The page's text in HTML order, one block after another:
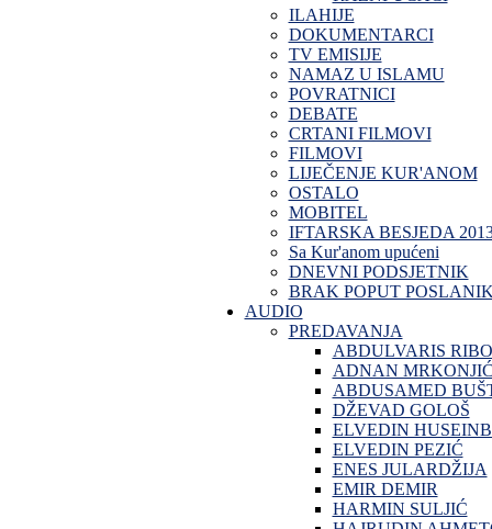
ILAHIJE
DOKUMENTARCI
TV EMISIJE
NAMAZ U ISLAMU
POVRATNICI
DEBATE
CRTANI FILMOVI
FILMOVI
LIJEČENJE KUR'ANOM
OSTALO
MOBITEL
IFTARSKA BESJEDA
Sa Kur'anom upućeni
DNEVNI PODSJETNIK
BRAK POPUT
AUDIO
PREDAVANJA
ABDULVARIS RIBO
ADNAN MRKONJIĆ
ABDUSAMED
DŽEVAD GOLOŠ
ELVEDIN
ELVEDIN PEZIĆ
ENES JULARDŽIJA
EMIR DEMIR
HARMIN SULJIĆ